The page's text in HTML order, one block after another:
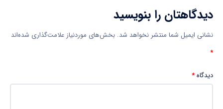
دیدگاهتان را بنویسید
نشانی ایمیل شما منتشر نخواهد شد. بخش‌های موردنیاز علامت‌گذاری شده‌اند
*
دیدگاه*